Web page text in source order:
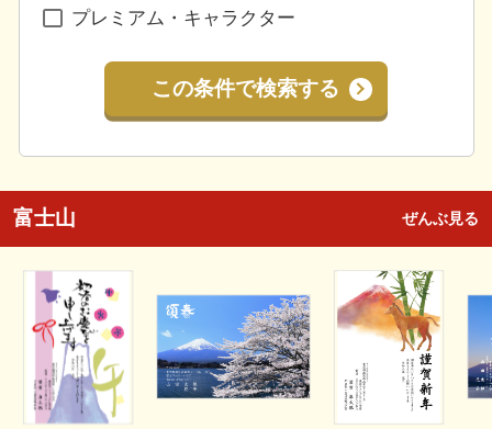
プレミアム・キャラクター
この条件で検索する
富士山 ぜんぶ見る